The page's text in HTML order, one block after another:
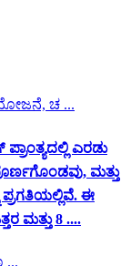
ಚ ...
ಎರಡು
ಮತ್ತು
ಪ್ರಗತಿಯಲ್ಲಿವೆ. ಈ
ಮತ್ತು 8 ....
...